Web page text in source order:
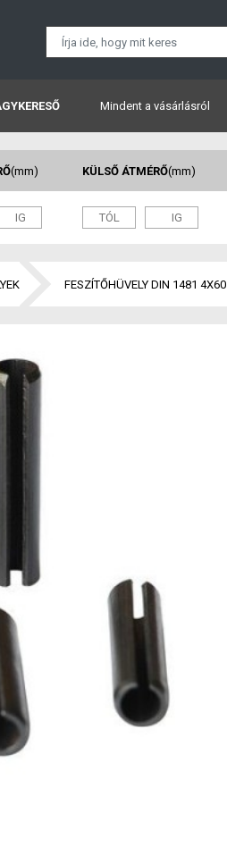
Mindent a vásárlásról
(mm) KÜLSŐ ÁTMÉRŐ(mm)
FESZÍTŐHÜVELY DIN 1481 4X60